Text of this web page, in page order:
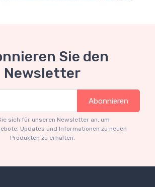
1-18
MM Abarth Metallic Silver Press
Sie den
Newsletter
Abonnieren
sich für unseren Newsletter an, um
Updates und Informationen zu neuen
Produkten zu erhalten.